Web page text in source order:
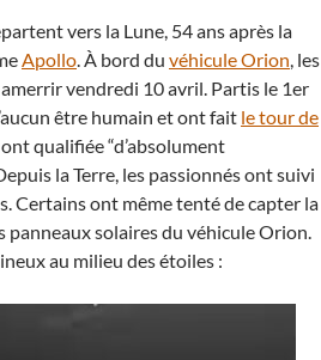
vers la Lune, 54 ans après la
Apollo. À bord du véhicule Orion, les
vendredi 10 avril. Partis le 1er
être humain et ont fait le tour de
qualifiée “d’absolument
la Terre, les passionnés ont suivi
Certains ont même tenté de capter la
panneaux solaires du véhicule Orion.
au milieu des étoiles :